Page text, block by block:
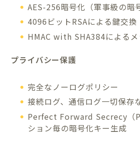
AES-256暗号化（軍事級の暗
4096ビットRSAによる鍵交換
HMAC with SHA384による
プライバシー保護
完全なノーログポリシー
接続ログ、通信ログ一切保存
Perfect Forward Secrecy（
ション毎の暗号化キー生成